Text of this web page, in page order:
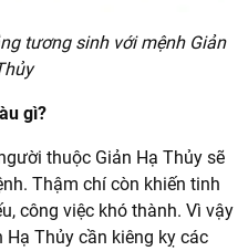
tương sinh với mệnh Giản
gì?
thuộc Giản Hạ Thủy sẽ
Thậm chí còn khiến tinh
công việc khó thành. Vì vậy
Thủy cần kiêng kỵ các